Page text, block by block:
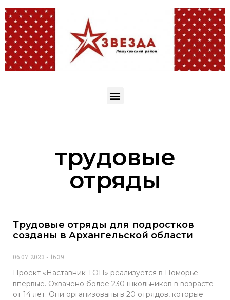
трудовые
отряды
Трудовые отряды для подростков
созданы в Архангельской области
06.07.2023 16:39
Проект «Наставник ТОП» реализуется в Поморье
впервые. Охвачено более 230 школьников в возрасте
от 14 лет. Они организованы в 20 отрядов, которые